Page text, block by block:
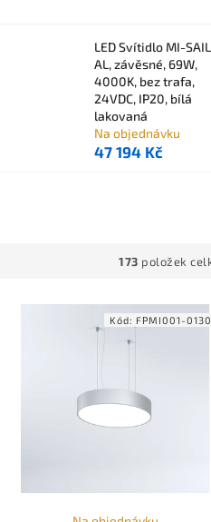
LED Svítidlo MI-
AL, závěsné, 69W,
4000K, bez trafa,
24VDC, IP20, bílá
lakovaná
Na objednávku
47 194 Kč
173 položek
Kód: FPMI001-